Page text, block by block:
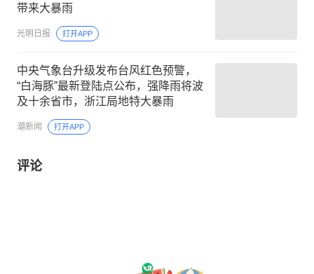
带来大暴雨
光明日报 打开APP
中央气象台升级发布台风红色预警，
“白海豚”最新登陆点公布，强降雨将波
及十余省市，浙江局地特大暴雨
潮新闻 打开APP
评论